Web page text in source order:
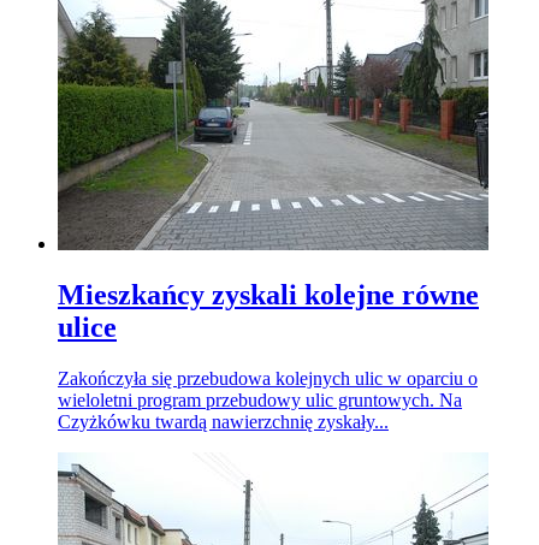
Mieszkańcy zyskali kolejne równe
ulice
Zakończyła się przebudowa kolejnych ulic w oparciu o
wieloletni program przebudowy ulic gruntowych. Na
Czyżkówku twardą nawierzchnię zyskały...